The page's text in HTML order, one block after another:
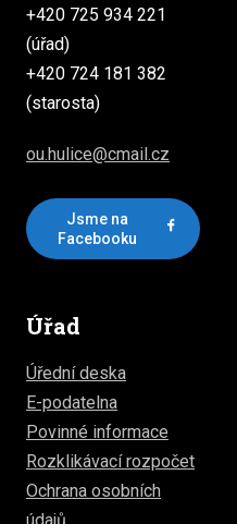
+420 725 934 221
(úřad)
+420 724 181 382
(starosta)
ou.hulice@cmail.cz
Jsme na
Facebooku
Úřad
Úřední deska
E-podatelna
Povinné informace
Rozklikávací rozpočet
Ochrana osobních
údajů